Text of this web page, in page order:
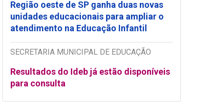
Região oeste de SP ganha duas novas
unidades educacionais para ampliar o
atendimento na Educação Infantil
SECRETARIA MUNICIPAL DE EDUCAÇÃO
Resultados do Ideb já estão disponíveis
para consulta